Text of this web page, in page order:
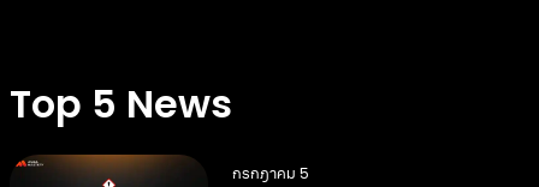
Top 5 News
กรกฎาคม 5